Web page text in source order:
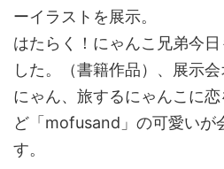
ーイラストを展示。
はたらく！にゃんこ兄弟今
した。（書籍作品）、展示
にゃん、旅するにゃんこに
ど「mofusand」の可愛いが
す。